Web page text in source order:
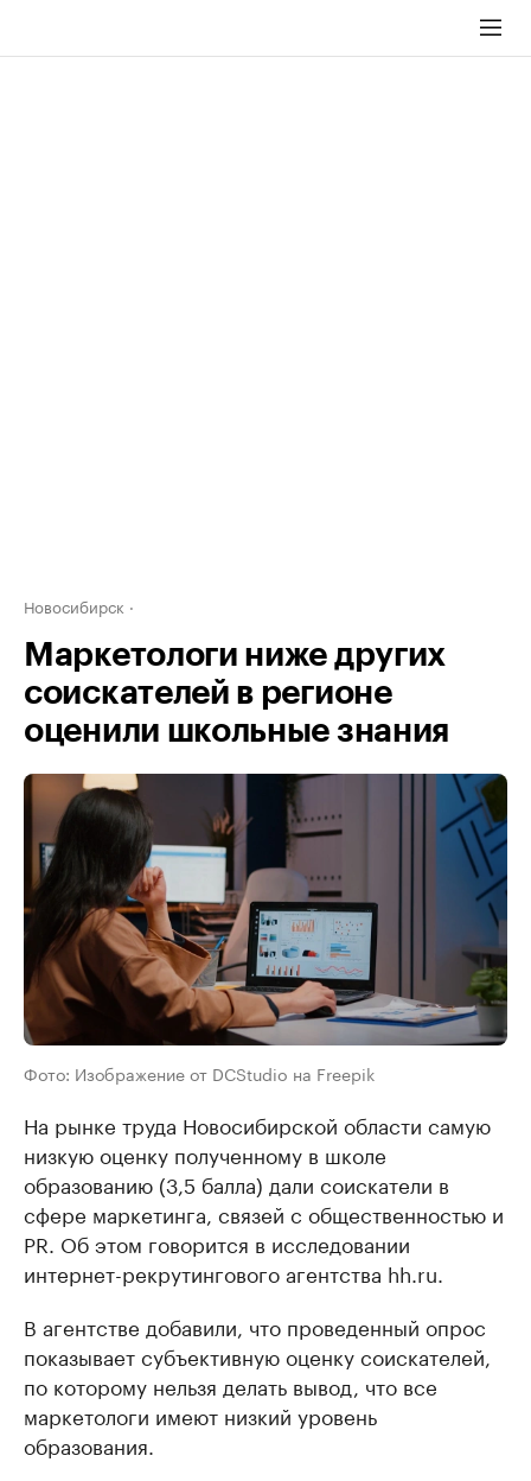
Новосибирск
Маркетологи ниже других
соискателей в регионе
оценили школьные знания
Фото: Изображение от DCStudio на Freepik
На рынке труда Новосибирской области самую
низкую оценку полученному в школе
образованию (3,5 балла) дали соискатели в
сфере маркетинга, связей с общественностью и
PR. Об этом говорится в исследовании
интернет-рекрутингового агентства hh.ru.
В агентстве добавили, что проведенный опрос
показывает субъективную оценку соискателей,
по которому нельзя делать вывод, что все
маркетологи имеют низкий уровень
образования.